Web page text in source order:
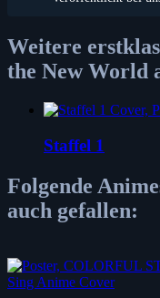
Weitere
the New World
Staffel 1
Folgende
auch gefallen: